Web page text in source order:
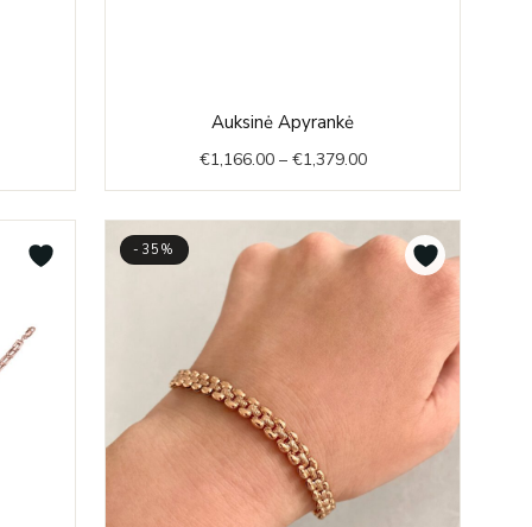
Auksinė Apyrankė
€1,166.00 – €1,379.00€1,166.00
through
€1,379.00
-35%